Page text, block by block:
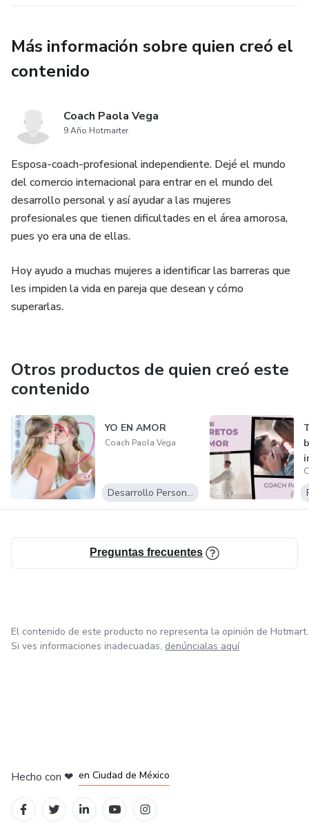
Más información sobre quien creó el
contenido
Coach Paola Vega
9 Año Hotmarter
Esposa-coach-profesional independiente. Dejé el mundo
del comercio internacional para entrar en el mundo del
desarrollo personal y así ayudar a las mujeres
profesionales que tienen dificultades en el área amorosa,
pues yo era una de ellas.
Hoy ayudo a muchas mujeres a identificar las barreras que
les impiden la vida en pareja que desean y cómo
superarlas.
Otros productos de quien creó este
contenido
YO EN AMOR
Coach Paola Vega
Desarrollo Personal
Preguntas frecuentes
El contenido de este producto no representa la opinión de Hotmart.
Si ves informaciones inadecuadas, denúncialas aquí
Hecho con ❤ en Ciudad de México